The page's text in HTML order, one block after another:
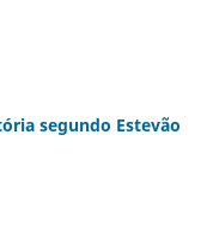
segundo Estevão